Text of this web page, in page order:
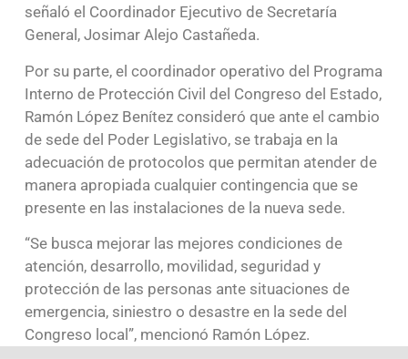
señaló el Coordinador Ejecutivo de Secretaría
General, Josimar Alejo Castañeda.
Por su parte, el coordinador operativo del Programa
Interno de Protección Civil del Congreso del Estado,
Ramón López Benítez consideró que ante el cambio
de sede del Poder Legislativo, se trabaja en la
adecuación de protocolos que permitan atender de
manera apropiada cualquier contingencia que se
presente en las instalaciones de la nueva sede.
“Se busca mejorar las mejores condiciones de
atención, desarrollo, movilidad, seguridad y
protección de las personas ante situaciones de
emergencia, siniestro o desastre en la sede del
Congreso local”, mencionó Ramón López.